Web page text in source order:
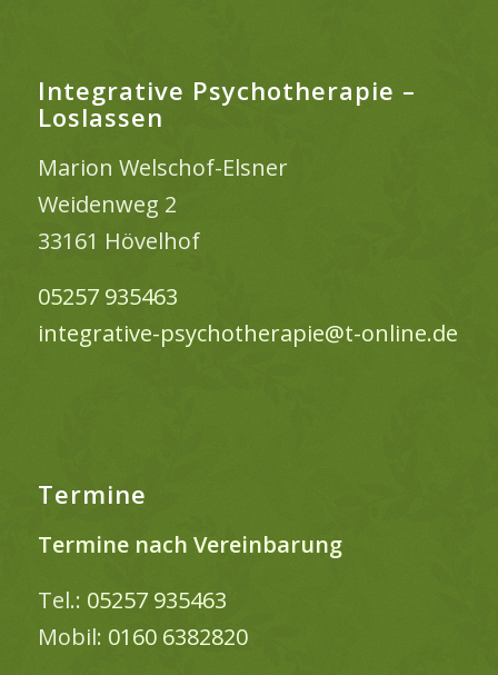
Integrative Psychotherapie –
Loslassen
Marion Welschof-Elsner
Weidenweg 2
33161 Hövelhof
05257 935463
integrative-psychotherapie@t-online.de
Termine
Termine nach Vereinbarung
Tel.: 05257 935463
Mobil: 0160 6382820